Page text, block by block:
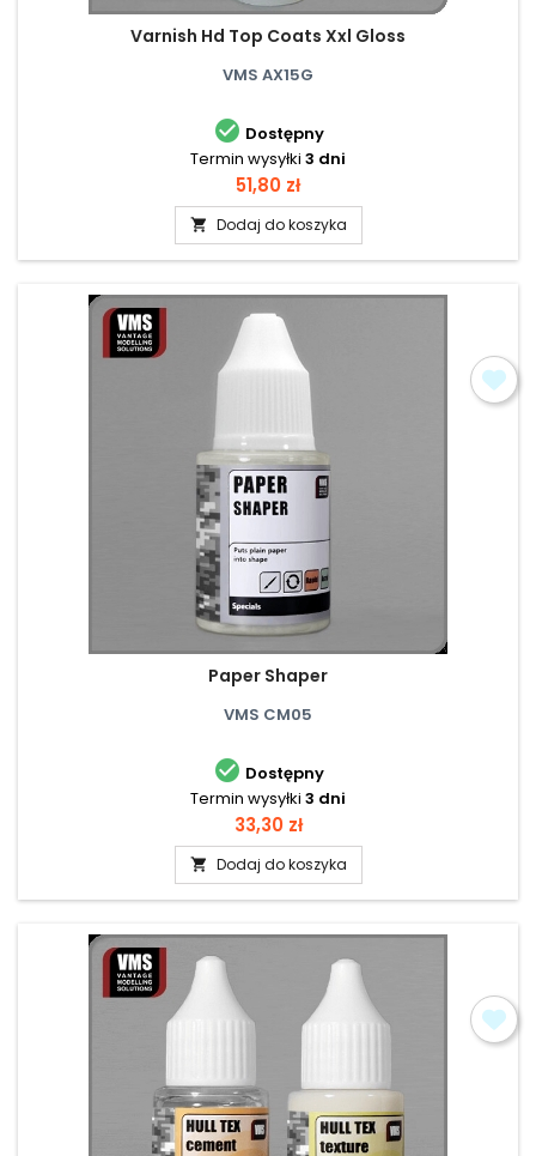
Varnish Hd Top Coats Xxl Gloss
VMS AX15G
 Dostępny
Termin wysyłki 3 dni
Cena
51,80 zł
 Dodaj do koszyka
Paper Shaper
VMS CM05
 Dostępny
Termin wysyłki 3 dni
Cena
33,30 zł
 Dodaj do koszyka